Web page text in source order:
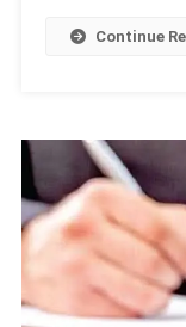
Continue